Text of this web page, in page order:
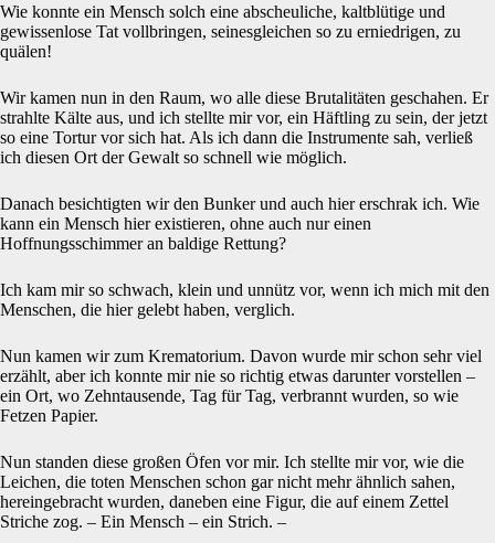
Wie konnte ein Mensch solch eine abscheuliche, kaltblütige und
gewissenlose Tat vollbringen, seinesgleichen so zu erniedrigen, zu
quälen!
Wir kamen nun in den Raum, wo alle diese Brutalitäten geschahen. Er
strahlte Kälte aus, und ich stellte mir vor, ein Häftling zu sein, der jetzt
so eine Tortur vor sich hat. Als ich dann die Instrumente sah, verließ
ich diesen Ort der Gewalt so schnell wie möglich.
Danach besichtigten wir den Bunker und auch hier erschrak ich. Wie
kann ein Mensch hier existieren, ohne auch nur einen
Hoffnungsschimmer an baldige Rettung?
Ich kam mir so schwach, klein und unnütz vor, wenn ich mich mit den
Menschen, die hier gelebt haben, verglich.
Nun kamen wir zum Krematorium. Davon wurde mir schon sehr viel
erzählt, aber ich konnte mir nie so richtig etwas darunter vorstellen –
ein Ort, wo Zehntausende, Tag für Tag, verbrannt wurden, so wie
Fetzen Papier.
Nun standen diese großen Öfen vor mir. Ich stellte mir vor, wie die
Leichen, die toten Menschen schon gar nicht mehr ähnlich sahen,
hereingebracht wurden, daneben eine Figur, die auf einem Zettel
Striche zog. – Ein Mensch – ein Strich. –